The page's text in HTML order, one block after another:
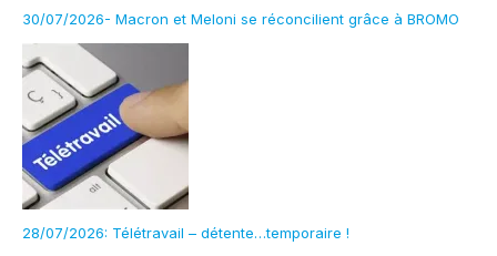
30/07/2026- Macron et Meloni se réconcilient grâce à BROMO
28/07/2026: Télétravail – détente…temporaire !